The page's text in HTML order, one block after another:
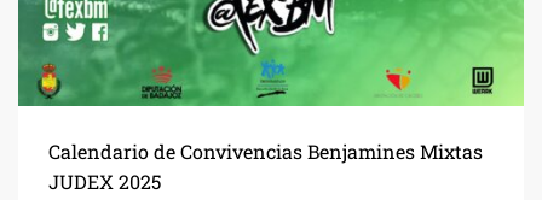
Calendario de Convivencias Benjamines Mixtas
JUDEX 2025